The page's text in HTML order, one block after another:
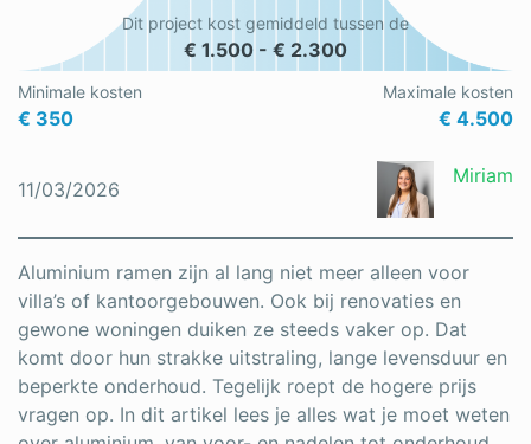
Rolluiken
Schilder
Schrijnwerker
Vloeren
Vochtbestrijding
Warmtepomp
Zonnepanelen
Minimale kosten
€ 350
Maximale kosten
€ 4.500
Dit project kost gemiddeld tussen de
€ 1.500 - € 2.300
11/03/2026
Miriam
Aluminium ramen zijn al lang niet meer alleen voor
villa’s of kantoorgebouwen. Ook bij renovaties en
gewone woningen duiken ze steeds vaker op. Dat
komt door hun strakke uitstraling, lange levensduur en
beperkte onderhoud. Tegelijk roept de hogere prijs
vragen op. In dit artikel lees je alles wat je moet weten